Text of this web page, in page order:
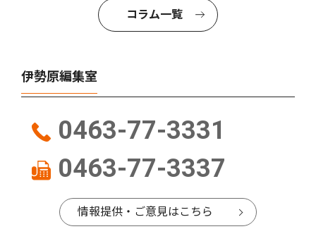
コラム一覧
伊勢原編集室
0463-77-3331
0463-77-3337
情報提供・ご意見はこちら